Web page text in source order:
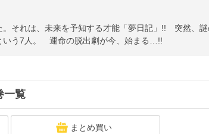
それは、未来を予知する才能「夢日記」!! 突然、
いう7人。 運命の脱出劇が今、始まる…!!
一覧
まとめ買い